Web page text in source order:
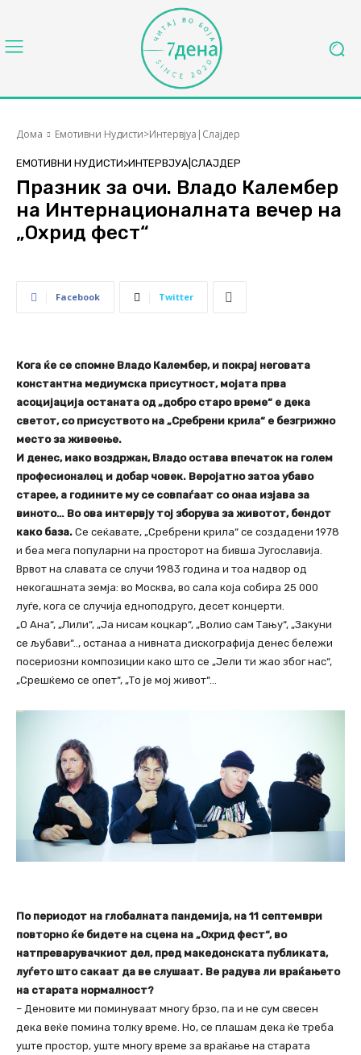
Дома Емотивни Нудисти>Интервјуа|Слајдер
ЕМОТИВНИ НУДИСТИ>ИНТЕРВЈУА|СЛАЈДЕР
Празник за очи. Владо Калембер
на Интернационалната вечер на
„Охрид фест“
Facebook Twitter
Кога ќе се спомне Владо Калембер, и покрај неговата
константна медиумска присутност, мојата прва
асоцијација останата од „добро старо време“ е дека
светот, со присуството на „Сребрени крила“ е безгрижно
место за живеење.
И денес, иако воздржан, Владо остава впечаток на голем
професионалец и добар човек. Веројатно затоа убаво
старее, а годините му се совпаѓаат со онаа изјава за
виното… Во ова интервју тој зборува за животот, бендот
како база. Се сеќавате, „Сребрени крила“ се создадени 1978
и беа мега популарни на просторот на бивша Југославија.
Врвот на славата се случи 1983 година и тоа надвор од
некогашната земја: во Москва, во сала која собира 25 000
луѓе, кога се случија едноподруго, десет концерти.
„О Ана“, „Лили“, „Ја нисам коцкар“, „Волио сам Тању“, „Закуни
се љубави“.., останаа а нивната дискографија денес бележи
посериозни композиции како што се „Јели ти жао због нас“,
„Срешќемо се опет“, „То је мој живот“…
По периодот на глобалната пандемија, на 11 септември
повторно ќе бидете на сцена на „Охрид фест“, во
натпреварувачкиот дел, пред македонската публиката,
луѓето што сакаат да ве слушаат. Ве радува ли враќањето
на старата нормалност?
– Деновите ми поминуваат многу брзо, па и не сум свесен
дека веќе помина толку време. Но, се плашам дека ќе треба
уште простор, уште многу време за враќање на старата